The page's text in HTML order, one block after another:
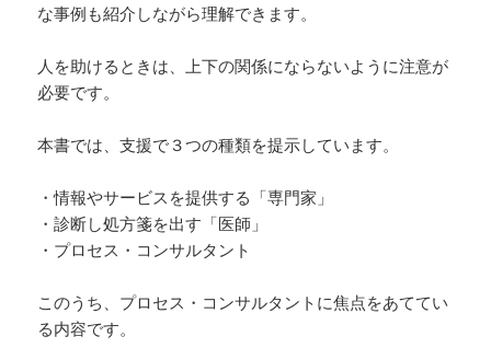
な事例も紹介しながら理解できます。
人を助けるときは、上下の関係にならないように注意が
必要です。
本書では、支援で３つの種類を提示しています。
・情報やサービスを提供する「専門家」
・診断し処方箋を出す「医師」
・プロセス・コンサルタント
このうち、プロセス・コンサルタントに焦点をあててい
る内容です。